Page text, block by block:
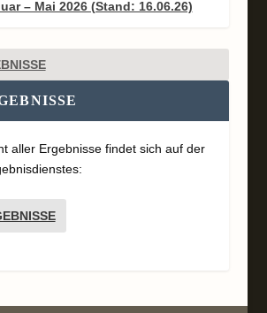
– Mai 2026 (Stand: 16.06.26)
aller Ergebnisse findet sich auf der